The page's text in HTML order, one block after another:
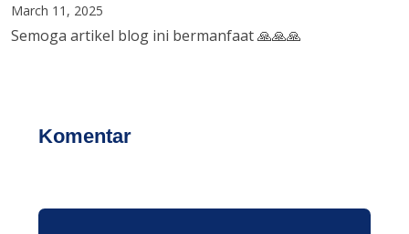
March 11, 2025
Semoga artikel blog ini bermanfaat 🙏🙏🙏
Komentar